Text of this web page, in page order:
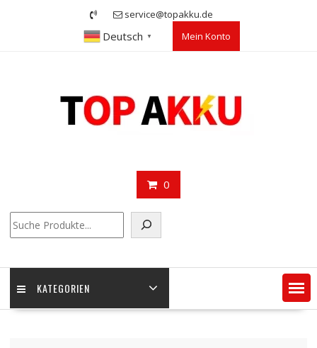
service@topakku.de
Deutsch ▼ Mein Konto
0
KATEGORIEN